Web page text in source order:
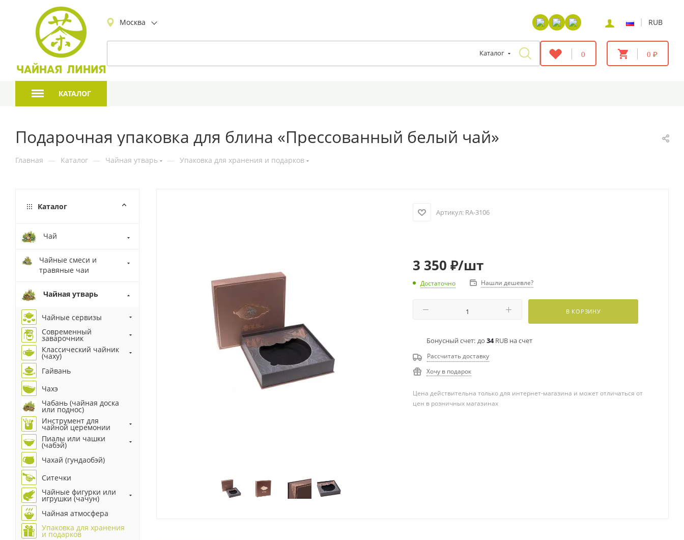
Москва | RUB
Каталог 0 0 ₽
КАТАЛОГ
Подарочная упаковка для блина «Прессованный белый чай»
Главная — Каталог — Чайная утварь — Упаковка для хранения и подарков
Артикул: RA-3106
3 350 ₽/шт
Достаточно Нашли дешевле?
В КОРЗИНУ
Бонусный счет: до 34RUB на счет
Рассчитать доставку
Хочу в подарок
Цена действительна только для интернет-магазина и может отличаться от
цен в розничных магазинах
Каталог
Чай
Чайные смеси и
травяные чаи
Чайная утварь
Чайные сервизы
Современный
заварочник
Классический чайник
(чаху)
Гайвань
Чахэ
Чабань (чайная доска
или поднос)
Инструмент для
чайной церемонии
Пиалы или чашки
(чабэй)
Чахай (гундаобэй)
Ситечки
Чайные фигурки или
игрушки (чачун)
Чайная атмосфера
Упаковка для хранения
и подарков